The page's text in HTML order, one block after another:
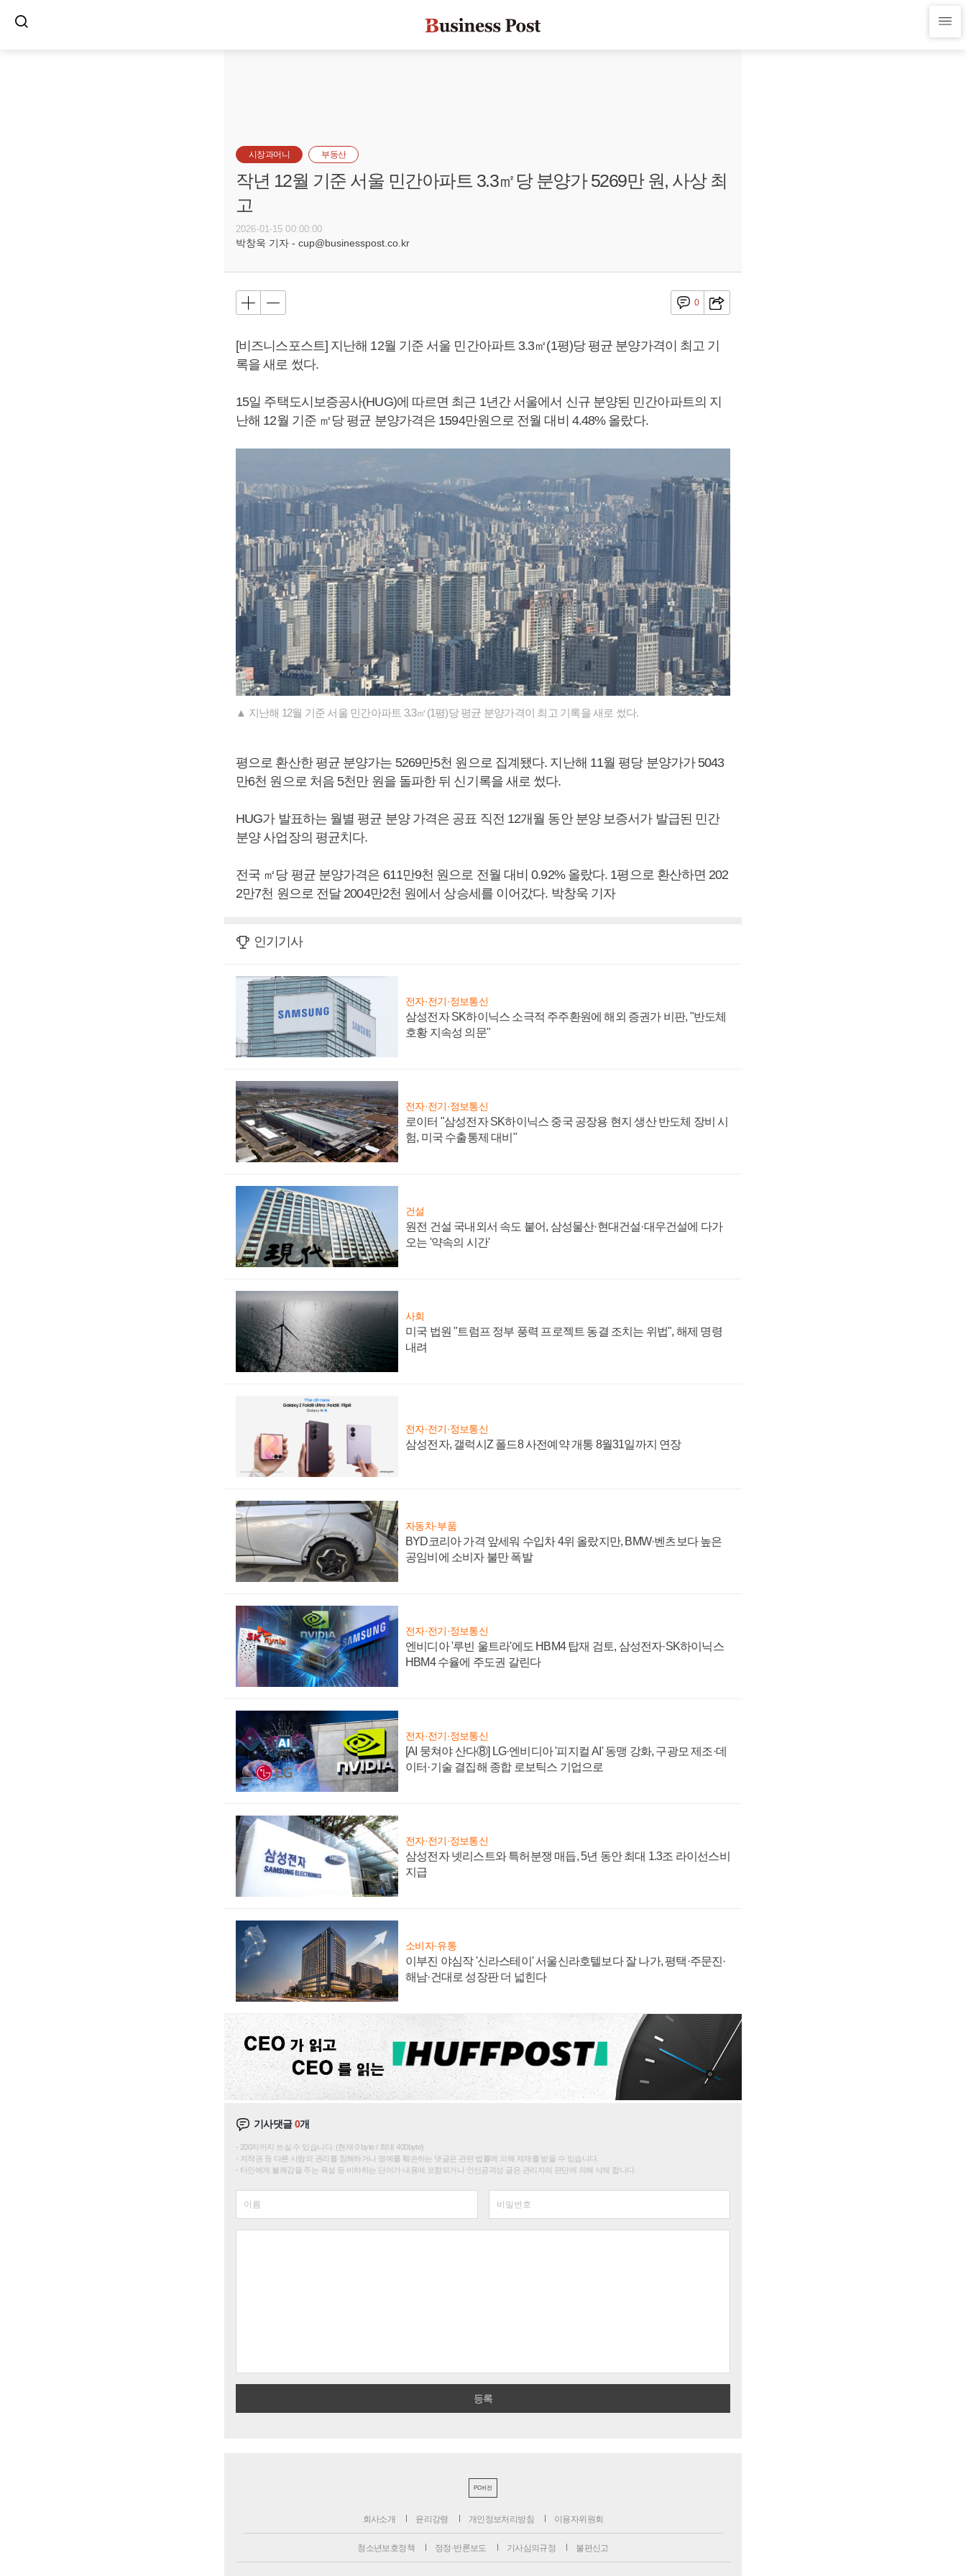
시장과머니 부동산
작년 12월 기준 서울 민간아파트 3.3㎡당 분양가 5269만 원, 사상 최
고
2026-01-15 00:00:00
박창욱 기자 - cup@businesspost.co.kr
0
[비즈니스포스트] 지난해 12월 기준 서울 민간아파트 3.3㎡(1평)당 평균 분양가격이 최고 기
록을 새로 썼다.
15일 주택도시보증공사(HUG)에 따르면 최근 1년간 서울에서 신규 분양된 민간아파트의 지
난해 12월 기준 ㎡당 평균 분양가격은 1594만원으로 전월 대비 4.48% 올랐다.
▲ 지난해 12월 기준 서울 민간아파트 3.3㎡(1평)당 평균 분양가격이 최고 기록을 새로 썼다.
평으로 환산한 평균 분양가는 5269만5천 원으로 집계됐다. 지난해 11월 평당 분양가가 5043
만6천 원으로 처음 5천만 원을 돌파한 뒤 신기록을 새로 썼다.
HUG가 발표하는 월별 평균 분양 가격은 공표 직전 12개월 동안 분양 보증서가 발급된 민간
분양 사업장의 평균치다.
전국 ㎡당 평균 분양가격은 611만9천 원으로 전월 대비 0.92% 올랐다. 1평으로 환산하면 202
2만7천 원으로 전달 2004만2천 원에서 상승세를 이어갔다. 박창욱 기자
인기기사
전자·전기·정보통신
삼성전자 SK하이닉스 소극적 주주환원에 해외 증권가 비판, "반도체
호황 지속성 의문"
전자·전기·정보통신
로이터 "삼성전자 SK하이닉스 중국 공장용 현지 생산 반도체 장비 시
험, 미국 수출통제 대비"
건설
원전 건설 국내외서 속도 붙어, 삼성물산·현대건설·대우건설에 다가
오는 '약속의 시간'
사회
미국 법원 "트럼프 정부 풍력 프로젝트 동결 조치는 위법", 해제 명령
내려
전자·전기·정보통신
삼성전자, 갤럭시Z 폴드8 사전예약 개통 8월31일까지 연장
자동차·부품
BYD코리아 가격 앞세워 수입차 4위 올랐지만, BMW·벤츠보다 높은
공임비에 소비자 불만 폭발
전자·전기·정보통신
엔비디아 '루빈 울트라'에도 HBM4 탑재 검토, 삼성전자·SK하이닉스
HBM4 수율에 주도권 갈린다
전자·전기·정보통신
[AI 뭉쳐야 산다⑧] LG·엔비디아 '피지컬 AI' 동맹 강화, 구광모 제조·데
이터·기술 결집해 종합 로보틱스 기업으로
전자·전기·정보통신
삼성전자 넷리스트와 특허분쟁 매듭, 5년 동안 최대 1.3조 라이선스비
지급
소비자·유통
이부진 야심작 '신라스테이' 서울신라호텔보다 잘 나가, 평택·주문진·
해남·건대로 성장판 더 넓힌다
기사댓글0개
200자까지 쓰실 수 있습니다. (현재 0 byte / 최대 400byte)
저작권 등 다른 사람의 권리를 침해하거나 명예를 훼손하는 댓글은 관련 법률에 의해 제재를 받을 수 있습니다.
타인에게 불쾌감을 주는 욕설 등 비하하는 단어가 내용에 포함되거나 인신공격성 글은 관리자의 판단에 의해 삭제 합니다.
PC버전
회사소개 윤리강령 개인정보처리방침 이용자위원회
청소년보호정책 정정·반론보도 기사심의규정 불편신고